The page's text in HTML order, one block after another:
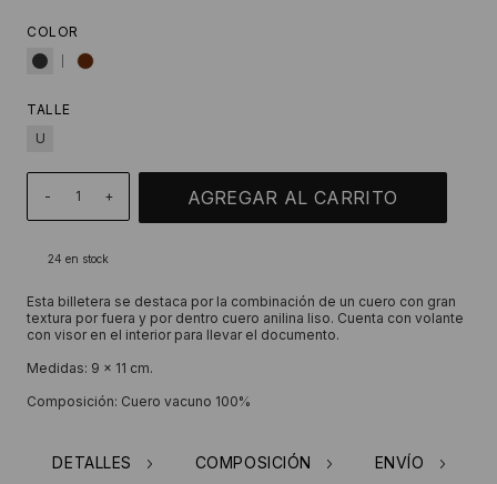
COLOR
TALLE
U
- +
24 en stock
Esta billetera se destaca por la combinación de un cuero con gran
textura por fuera y por dentro cuero anilina liso. Cuenta con volante
con visor en el interior para llevar el documento.
Medidas: 9 x 11 cm.
Composición: Cuero vacuno 100%
DETALLES COMPOSICIÓN ENVÍO